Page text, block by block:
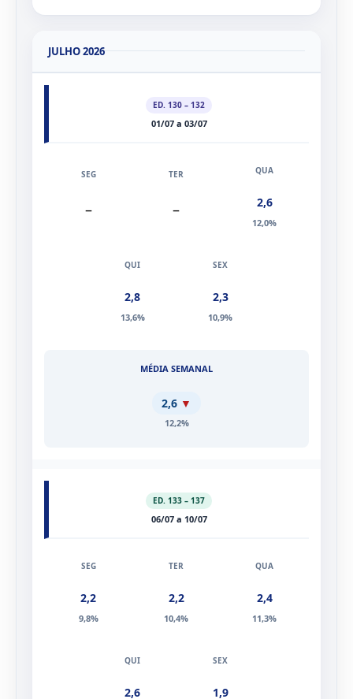
ED. 130 – 132
2,6
2,8 2,3
2,6 ▼
ED. 133 – 137
2,2 2,2 2,4